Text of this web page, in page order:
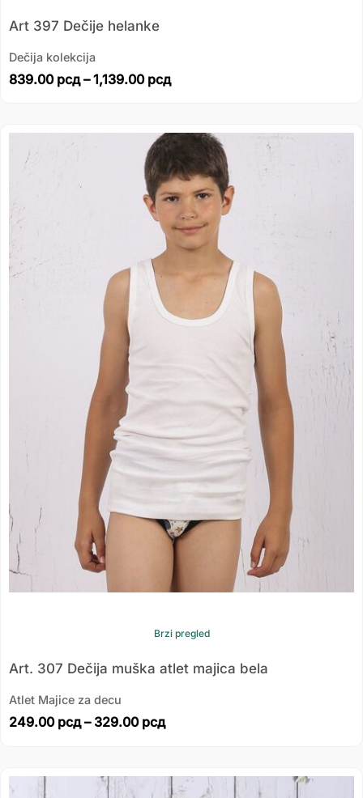
Art 397 Dečije helanke
Dečija kolekcija
839.00 рсд – 1,139.00 рсд
Brzi pregled
Art. 307 Dečija muška atlet majica bela
Atlet Majice za decu
249.00 рсд – 329.00 рсд
Распон
цена:
од
249.00 рсд
до
329.00 рсд